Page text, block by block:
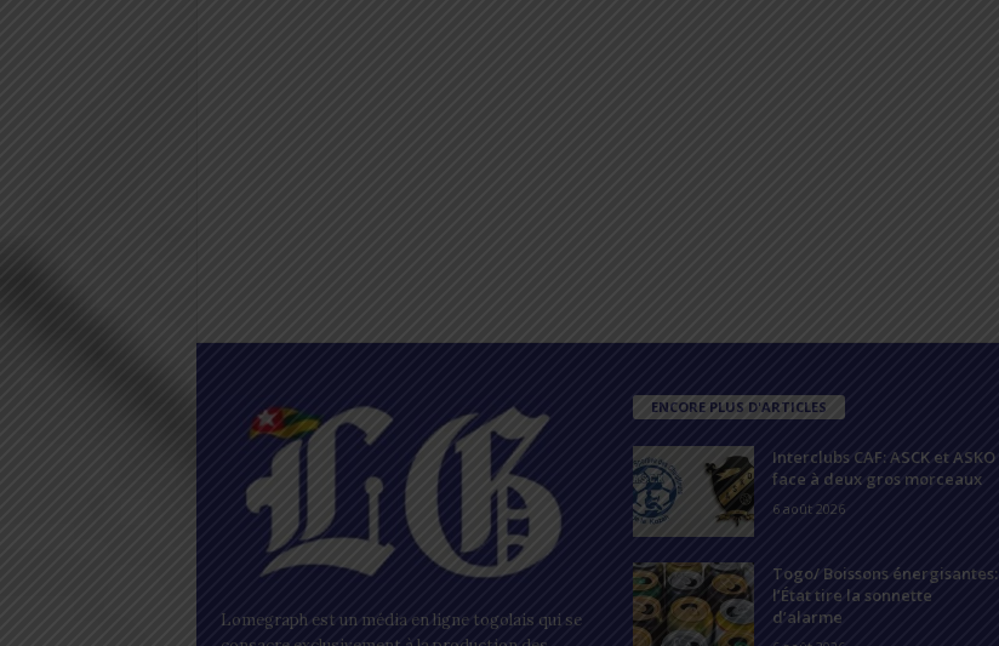
Lomegraph est un média en ligne togolais qui se
ENCORE PLUS D'ARTICLES
Interclubs CAF: ASCK et ASKO
face à deux gros morceaux
6 août 2026
Togo/ Boissons énergisantes:
l’État tire la sonnette
d’alarme